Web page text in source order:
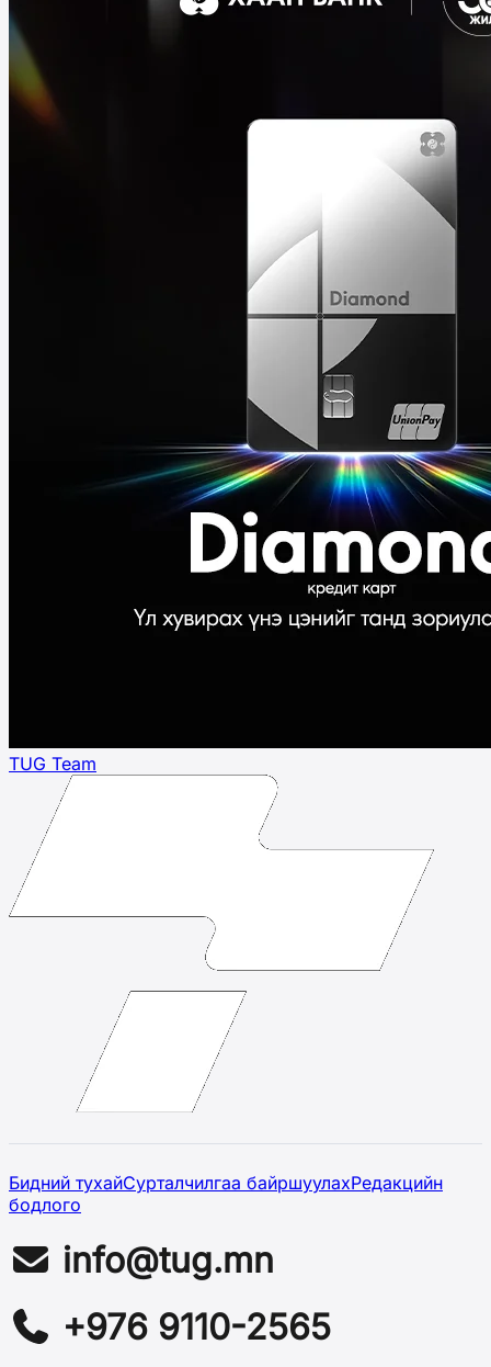
TUG Team
Бидний тухайСурталчилгаа байршуулахРедакцийн
бодлого
info@tug.mn
+976 9110-2565